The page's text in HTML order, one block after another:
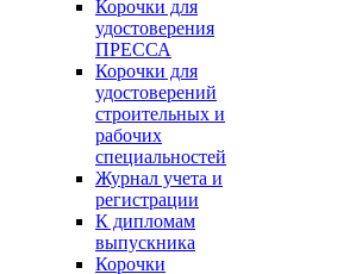
Корочки для
удостоверения
ПРЕССА
Корочки для
удостоверений
строительных и
рабочих
специальностей
Журнал учета и
регистрации
К дипломам
выпускника
Корочки